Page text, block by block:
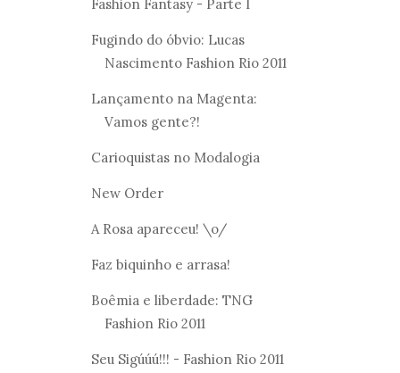
Fashion Fantasy - Parte I
Fugindo do óbvio: Lucas
Nascimento Fashion Rio 2011
Lançamento na Magenta:
Vamos gente?!
Carioquistas no Modalogia
New Order
A Rosa apareceu! \o/
Faz biquinho e arrasa!
Boêmia e liberdade: TNG
Fashion Rio 2011
Seu Sigúúú!!! - Fashion Rio 2011